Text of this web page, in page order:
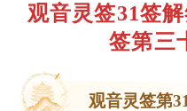
观音灵签31签
签第三
观音灵签第